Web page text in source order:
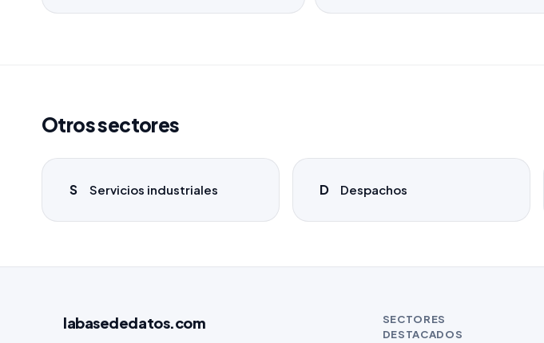
Otros sectores
S Servicios industriales D Despachos
labasededatos.com
SECTORES
DESTACADOS